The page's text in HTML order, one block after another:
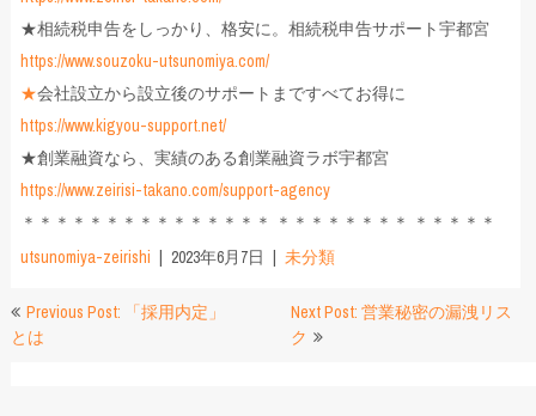
★相続税申告をしっかり、格安に。相続税申告サポート宇都宮
https://www.souzoku-utsunomiya.com/
★会社設立から設立後のサポートまですべてお得に
https://www.kigyou-support.net/
★創業融資なら、実績のある創業融資ラボ宇都宮
https://www.zeirisi-takano.com/support-agency
＊＊＊＊＊＊＊＊＊＊＊＊＊＊＊ ＊＊＊＊＊＊＊＊ ＊＊＊＊＊
utsunomiya-zeirishi
2023年6月7日 未分類
投
稿
Previous Post: 「採用内定」
とは
Next Post: 営業秘密の漏洩リス
ク